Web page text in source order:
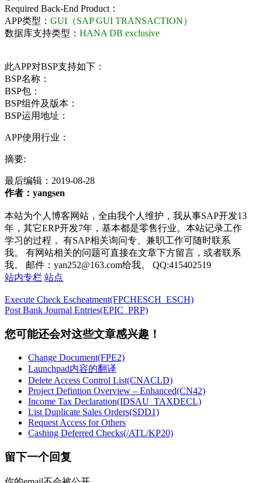
Required Back-End Product：
APP类型： GUI（SAP GUI TRANSACTION）
数据库支持类型： HANA DB exclusive
此APP对BSP支持如下：
BSP名称：
BSP包：
BSP组件及版本：
BSP运用地址：
APP使用行业：
摘要:
最后编辑： 2019-08-28
作者：yangsen
本站为个人博客网站，全由我个人维护，我从事SAP开发13
年，其它ERP开发7年，基本都是零售行业。本站记录工作
学习的过程， 有SAP相关询问专、兼职工作可随时联系
我。 有网站相关的问题可直接在文章下方留言，或者联系
我。 邮件：yan252@163.com给我。 QQ:415402519
站内专栏 站点
Execute Check Escheatment(FPCHESCH_ESCH)
Post Bank Journal Entries(EPIC_PRP)
您可能还会对这些文章感兴趣！
Change Document(FPE2)
Launchpad内容的翻译
Delete Access Control List(CNACLD)
Project Defintion Overview – Enhanced(CN42)
Income Tax Declaration(IDSAU_TAXDECL)
List Duplicate Sales Orders(SDD1)
Request Access for Others
Cashing Deferred Checks(/ATL/KP20)
留下一个回复